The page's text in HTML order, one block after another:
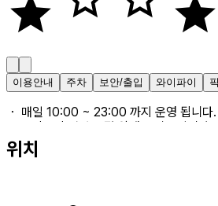
이용안내 주차 보안/출입 와이파이
・ 매일 10:00 ~ 23:00 까지 운영 됩니다
위치